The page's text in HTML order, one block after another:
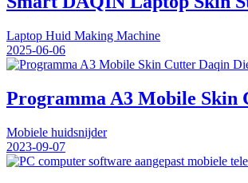
Laptop Huid Making Machine
2025-06-06
Programma A3 Mobile Skin
Mobiele huidsnijder
2023-09-07